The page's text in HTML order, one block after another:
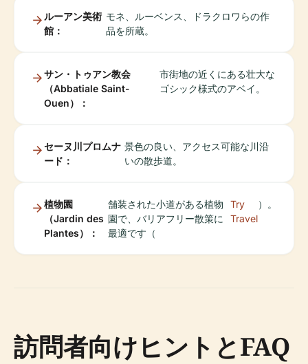
ルーアン美術
館：
モネ、ルーベンス、ドラクロワらの作
品を所蔵。
サン・トゥアン教会
（Abbatiale Saint-
Ouen）：
市街地の近くにある壮大な
ゴシック様式のアベイ。
セーヌ川プロムナ
ード：
景色の良い、アクセス可能な川沿
いの散歩道。
植物園
（Jardin des
Plantes）：
舗装された小道がある植物
園で、バリアフリー散策に
最適です（
Try
Travel
）。
訪問者向けヒントとFAQ